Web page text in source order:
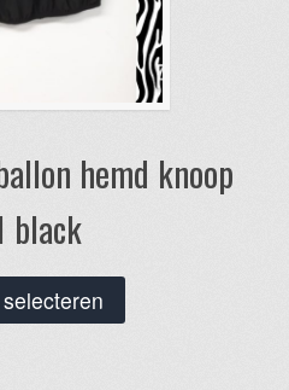
hemd knoop
black
product